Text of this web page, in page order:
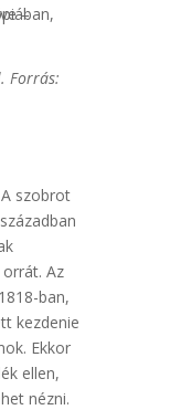
Forrás:
szobrot
Az
ban,
kezdenie
Ekkor
ellen,
nézni.